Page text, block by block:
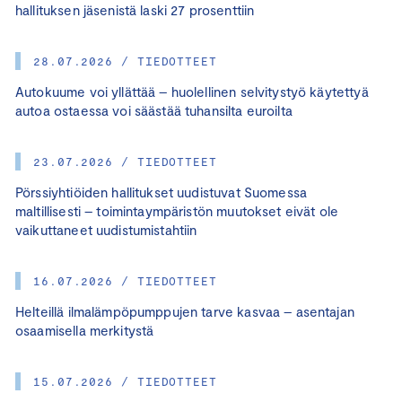
hallituksen jäsenistä laski 27 prosenttiin
28.07.2026 / TIEDOTTEET
Autokuume voi yllättää – huolellinen selvitystyö käytettyä
autoa ostaessa voi säästää tuhansilta euroilta
23.07.2026 / TIEDOTTEET
Pörssiyhtiöiden hallitukset uudistuvat Suomessa
maltillisesti – toimintaympäristön muutokset eivät ole
vaikuttaneet uudistumistahtiin
16.07.2026 / TIEDOTTEET
Helteillä ilmalämpöpumppujen tarve kasvaa – asentajan
osaamisella merkitystä
15.07.2026 / TIEDOTTEET